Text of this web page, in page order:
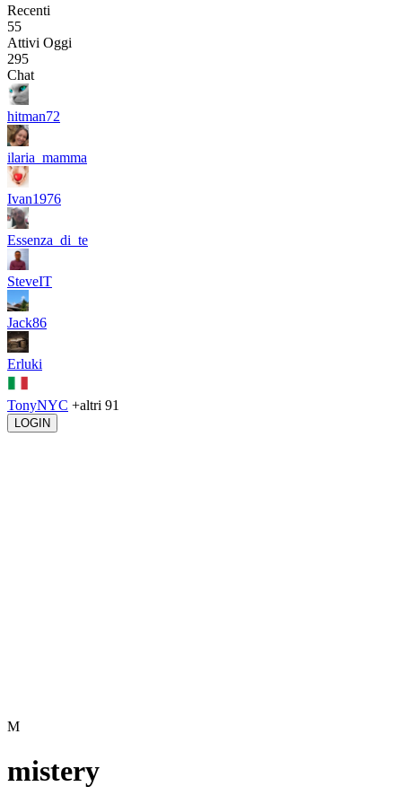
Recenti
55
Attivi Oggi
295
Chat
hitman72
ilaria_mamma
Ivan1976
Essenza_di_te
SteveIT
Jack86
Erluki
TonyNYC +altri 91
LOGIN
M
mistery